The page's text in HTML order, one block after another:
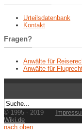
Urteilsdatenbank
Kontakt
Fragen?
Anwälte für
Anwälte für
© 1995 - 2019
Wiki.de
nach oben